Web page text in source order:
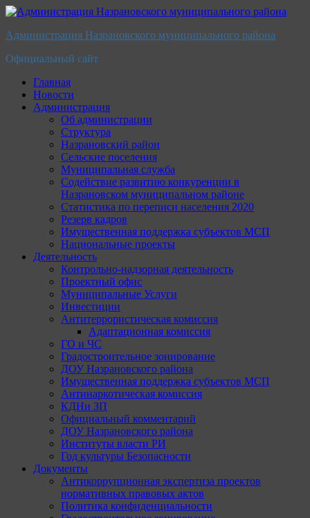
Перейти
содержимому
Администрация Назрановского муниципального района
Официальный сайт
Главная
Новости
Администрация
Об администрации
Структура
Назрановский район
Сельские поселения
Муниципальная служба
Содействие развитию конкуренции в
Назрановском муниципальном районе
Статистика по переписи населения 2020
Резерв кадров
Имущественная поддержка субъектов МСП
Национальные проекты
Деятельность
Контрольно-надзорная деятельность
Проектный офис
Муниципальные Услуги
Инвестиции
Антитеррористическая комиссия
Адаптационная комиссия
ГО и ЧС
Градостроительное зонирование
ДОУ Назрановского района
Имущественная поддержка субъектов МСП
Антинаркотическая комиссия
КДНи ЗП
Официальный комментарий
ДОУ Назрановского района
Институты власти РИ
Год культуры Безопасности
Документы
Антикоррупционная экспертиза проектов
нормативных правовых актов
Политика конфиденциальности